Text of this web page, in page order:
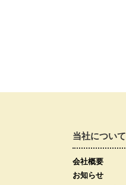
当社について
会社概要
お知らせ